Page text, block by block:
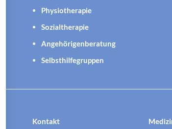
Physiotherapie
Sozialtherapie
Angehörigenberatung
Selbsthilfegruppen
Kontakt